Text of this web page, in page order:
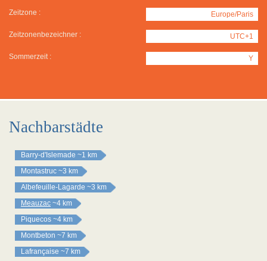
Zeitzone : Europe/Paris
Zeitzonenbezeichner : UTC+1
Sommerzeit : Y
Nachbarstädte
Barry-d'Islemade ~1 km
Montastruc ~3 km
Albefeuille-Lagarde ~3 km
Meauzac ~4 km
Piquecos ~4 km
Montbeton ~7 km
Lafrançaise ~7 km